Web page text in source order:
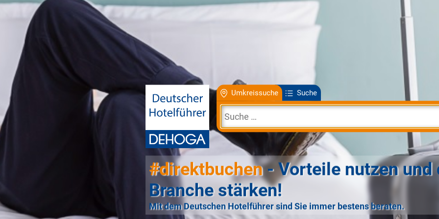
Umkreissuche Suche
#direktbuchen- Vorteile nutzen und
Branche stärken!
Mit dem Deutschen Hotelführer sind Sie immer bestens beraten.